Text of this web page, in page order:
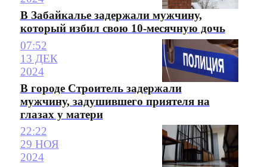
В Забайкалье задержали мужчину,
который избил свою 10-месячную дочь
07:52
13 ДЕК
2024
В городе Строитель задержали
мужчину, задушившего приятеля на
глазах у матери
22:22
29 НОЯ
2024